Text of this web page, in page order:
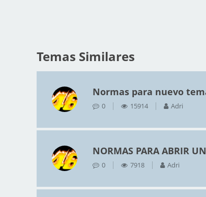
Temas Similares
Normas para nuevo
0 15914 Adri
NORMAS PARA ABRIR
0 7918 Adri